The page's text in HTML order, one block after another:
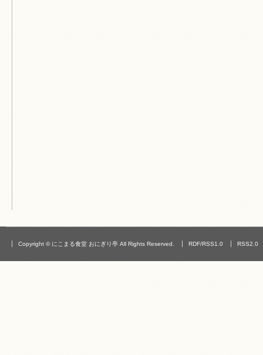
Copyright © にこまる食堂 おにぎり亭 All Rights Reserved. RDF/RSS1.0 RSS2.0